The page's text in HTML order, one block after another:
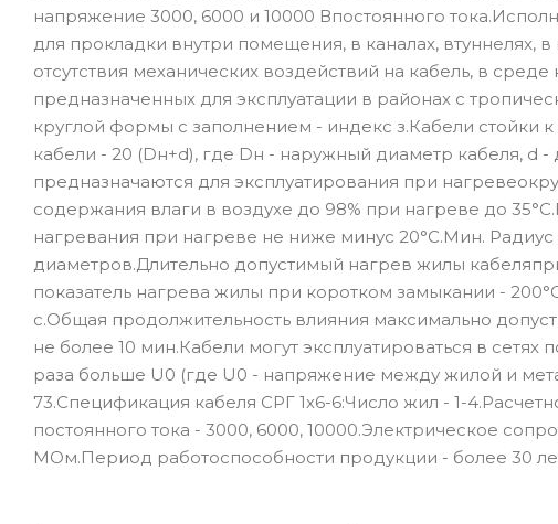
напряжение 3000, 6000 и 10000 Впостоянного
для прокладки внутри помещения, в каналах, втуннелях,
отсутствия механических воздействий на кабель, в
предназначенных для эксплуатации в районах с
круглой формы с заполнением - индекс з.Кабели
кабели - 20 (Dн+d), где Dн - наружный диаметр кабеля, d
предназначаются для эксплуатирования при
содержания влаги в воздухе до 98% при нагреве до
нагревания при нагреве не ниже минус 20°С.Мин.
диаметров.Длительно допустимый нагрев жилы
показатель нагрева жилы при коротком замыкании -
с.Общая продолжительность влияния максимально
не более 10 мин.Кабели могут эксплуатироваться в
раза больше U0 (где U0 - напряжение между жилой и
73.Спецификация кабеля СРГ 1х6-6:Число жил - 1-
постоянного тока - 3000, 6000, 10000.Электрическое
МОм.Период работоспособности продукции - более 30